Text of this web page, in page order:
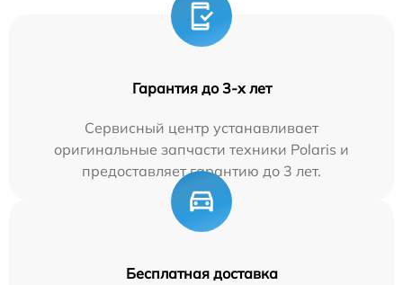
Гарантия до 3-х лет
Сервисный центр устанавливает
оригинальные запчасти техники Polaris и
предоставляет гарантию до 3 лет.
Бесплатная доставка